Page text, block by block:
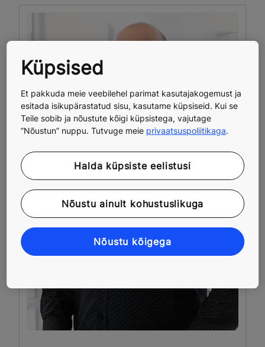
Küpsised
Et pakkuda meie veebilehel parimat kasutajakogemust ja
esitada isikupärastatud sisu, kasutame küpsiseid. Kui se
Teile sobib ja nõustute kõigi küpsistega, vajutage
”Nõustun” nuppu. Tutvuge meie privaatsuspoliitikaga.
Halda küpsiste eelistusi
Nõustu ainult kohustuslikuga
Nõustu kõigega